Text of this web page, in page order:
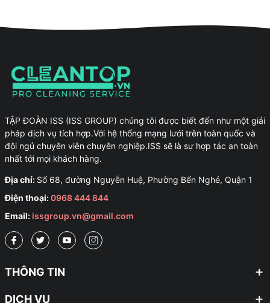
TẬP ĐOÀN ISS (ISS GROUP) chúng tôi được biết đến như một giải
pháp dịch vụ tích hợp.Với hệ thống mạng lưới trên toàn quốc và
đội ngủ chuyên viên chuyên nghiệp.ISS sẽ là sự hợp tác an toàn
nhất tới mọi khách hàng.
Địa chỉ: Số 68, đường Nguyễn Huệ, Phường Bến Nghé, Quận 1
Điện thoại:0968 444 844
Email: issgroup.vn@gmail.com
THÔNG TIN
DỊCH VỤ